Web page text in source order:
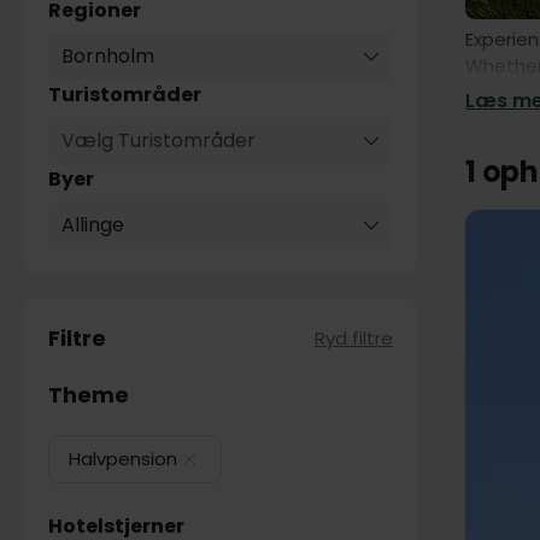
Regioner
Bornholm
Turistområder
Vælg Turistområder
Byer
Allinge
Filtre Ryd filtre
Theme
Halvpension
Hotelstjerner
Læs
1